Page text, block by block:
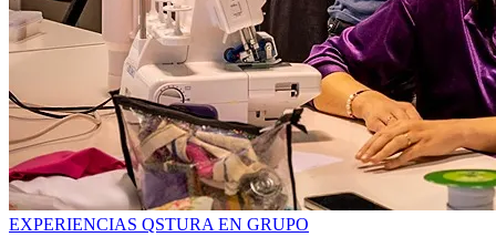
EXPERIENCIAS QSTURA EN GRUPO